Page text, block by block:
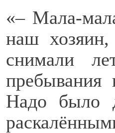
«– Мала-
наш
снимали
Надо было